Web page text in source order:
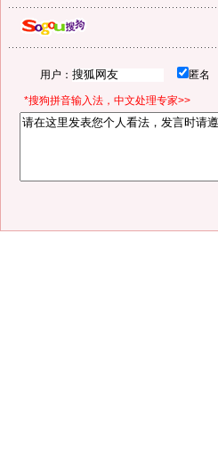
用户： 匿名
*搜狗拼音输入法，中文处理专家>>